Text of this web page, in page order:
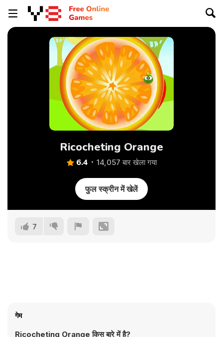
Ricocheting Orange
6.4 14,057 बार खेला गया
फुल स्क्रीन में खेलें
7
गेम
Ricocheting Orange किस बारे में है?